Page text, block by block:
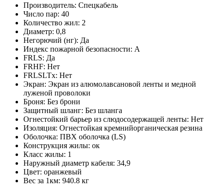
Производитель: Спецкабель
Число пар: 40
Количество жил: 2
Диаметр: 0,8
Негорючий (нг): Да
Индекс пожарной безопасности: A
FRLS: Да
FRHF: Нет
FRLSLTx: Нет
Экран: Экран из алюмолавсановой ленты и медной
луженой проволоки
Броня: Без брони
Защитный шланг: Без шланга
Огнестойкий барьер из слюдосодержащей ленты: Нет
Изоляция: Огнестойкая кремнийорганическая резина
Оболочка: ПВХ оболочка (LS)
Конструкция жилы: ок
Класс жилы: 1
Наружный диаметр кабеля: 34,9
Цвет: оранжевый
Вес за 1км: 940.8 кг